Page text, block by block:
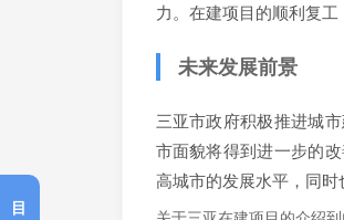
力。在建项目的顺利复工
未来发展前景
三亚市政府积极推进城
市面貌将得到进一步的
高城市的发展水平，同时
目